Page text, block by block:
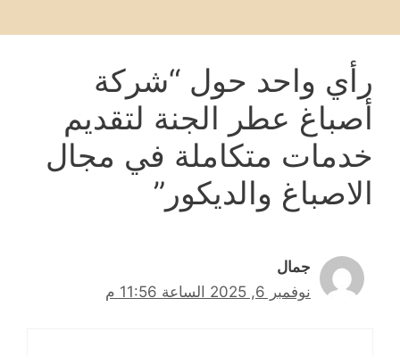
رأي واحد حول “شركة
أصباغ عطر الجنة لتقديم
خدمات متكاملة في مجال
الاصباغ والديكور”
جمال
نوفمبر 6, 2025 الساعة 11:56 م